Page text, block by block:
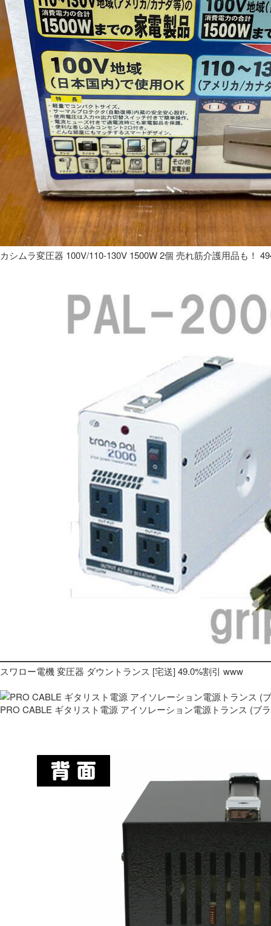
カシムラ変圧器 100V/110-130V 1500W 2個 売れ筋介護用品も！
スワロー電機 変圧器 ダウントランス [宅送] 49.0%割引 www
PRO CABLE ギタリスト電源 アイソレーション電源トランス (ブ